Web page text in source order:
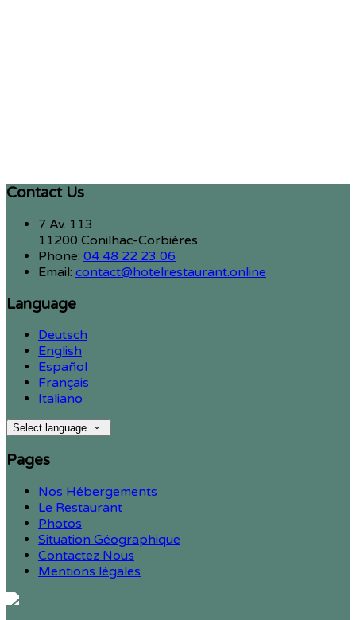
Contact Us
7 Av. 113
11200 Conilhac-Corbières
Phone: 04 48 22 23 06
Email: contact@hotelrestaurant.online
Language
Deutsch
English
Español
Français
Italiano
Select language
Pages
Nos Hébergements
Le Restaurant
Photos
Situation Géographique
Contactez Nous
Mentions légales